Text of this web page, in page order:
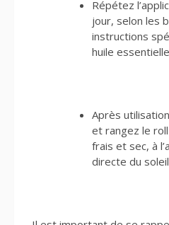
Répétez
jour, selon les
instructions
huile
Après
et rangez le
frais et sec, à
directe du